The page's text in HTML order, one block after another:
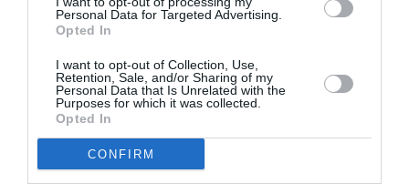
Personal Data for Targeted Advertising.
Opted In
I want to opt-out of Collection, Use,
Retention, Sale, and/or Sharing of my
Personal Data that Is Unrelated with the
Purposes for which it was collected.
Opted In
CONFIRM
Δημοφιλή Άρθρα